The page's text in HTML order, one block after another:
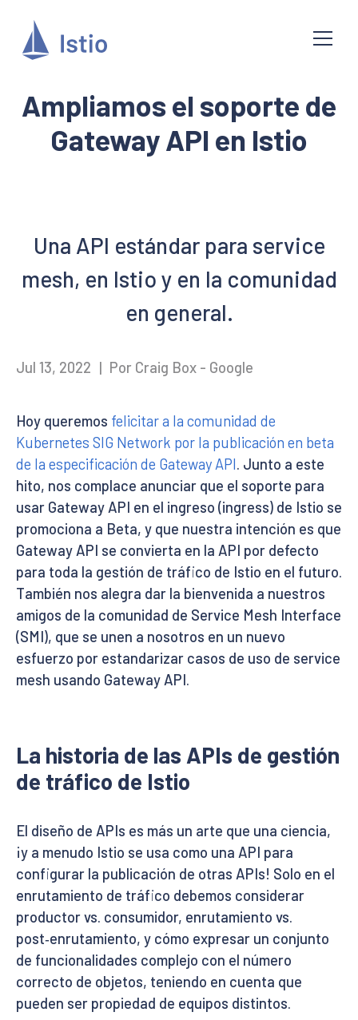
Ampliamos el soporte de
Gateway API en Istio
Una API estándar para service
mesh, en Istio y en la comunidad
en general.
Jul 13, 2022 | Por Craig Box - Google
Hoy queremos felicitar a la comunidad de
Kubernetes SIG Network por la publicación en beta
de la especificación de Gateway API. Junto a este
hito, nos complace anunciar que el soporte para
usar Gateway API en el ingreso (ingress) de Istio se
promociona a Beta, y que nuestra intención es que
Gateway API se convierta en la API por defecto
para toda la gestión de tráfico de Istio en el futuro.
También nos alegra dar la bienvenida a nuestros
amigos de la comunidad de Service Mesh Interface
(SMI), que se unen a nosotros en un nuevo
esfuerzo por estandarizar casos de uso de service
mesh usando Gateway API.
La historia de las APIs de gestión
de tráfico de Istio
El diseño de APIs es más un arte que una ciencia,
¡y a menudo Istio se usa como una API para
configurar la publicación de otras APIs! Solo en el
enrutamiento de tráfico debemos considerar
productor vs. consumidor, enrutamiento vs.
post‑enrutamiento, y cómo expresar un conjunto
de funcionalidades complejo con el número
correcto de objetos, teniendo en cuenta que
pueden ser propiedad de equipos distintos.